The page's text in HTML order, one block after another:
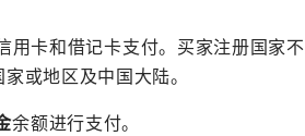
卡和借记卡支付。 买家注册国家
或地区及中国大陆。
余额进行支付。